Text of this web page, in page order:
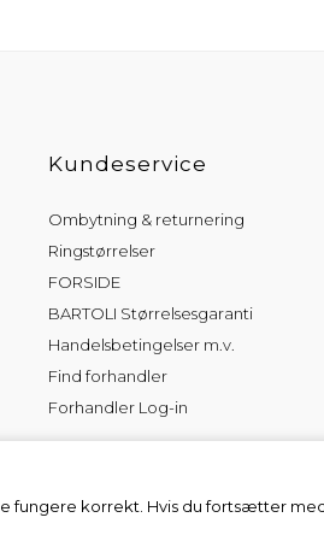
fungere korrekt. Hvis du fortsætter
Kundeservice
Ombytning & returnering
Ringstørrelser
FORSIDE
BARTOLI Størrelsesgaranti
Handelsbetingelser m.v.
Find forhandler
Forhandler Log-in